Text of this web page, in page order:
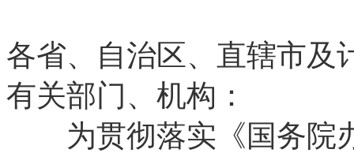
各省、自治区、直辖市及
有关部门、机构：
为贯彻落实《国务院